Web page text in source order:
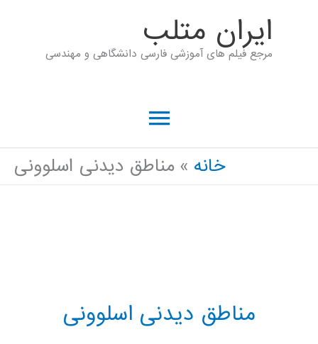
ايران متلب
مرجع فیلم های آموزشی فارسی دانشگاهی و مهندسی
فهرست
اصلی
خانه مناطق دیدنی اسلوونی
مناطق دیدنی اسلوونی